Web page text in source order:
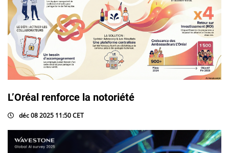
L’Oréal renforce la notoriété
déc 08 2025 11:50 CET